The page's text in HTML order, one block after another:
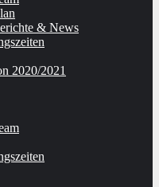
& News
2020/2021